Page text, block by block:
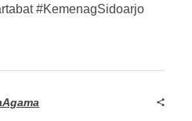
#KemenagSidoarjo